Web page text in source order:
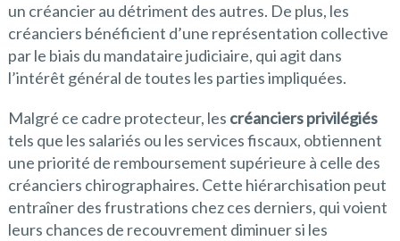
un créancier au détriment des autres. De plus, les
créanciers bénéficient d’une représentation collective
par le biais du mandataire judiciaire, qui agit dans
l’intérêt général de toutes les parties impliquées.
Malgré ce cadre protecteur, les créanciers privilégiés
tels que les salariés ou les services fiscaux, obtiennent
une priorité de remboursement supérieure à celle des
créanciers chirographaires. Cette hiérarchisation peut
entraîner des frustrations chez ces derniers, qui voient
leurs chances de recouvrement diminuer si les